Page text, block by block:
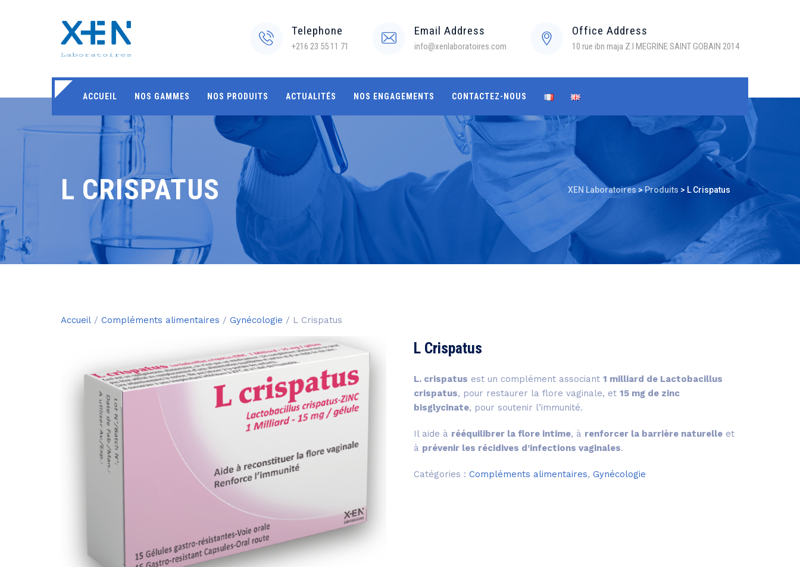
Telephone
+216 23 55 11 71
Email Address
info@xenlaboratoires.com
Office Address
10 rue ibn maja Z.I MEGRINE SAINT GOBAIN 2014
ACCUEIL NOS GAMMES NOS PRODUITS ACTUALITÉS NOS ENGAGEMENTS CONTACTEZ-NOUS
L CRISPATUS XEN Laboratoires >Produits > L Crispatus
Accueil / Compléments alimentaires / Gynécologie / L Crispatus
L Crispatus
L. crispatus est un complément associant 1 milliard de Lactobacillus
crispatus, pour restaurer la flore vaginale, et 15 mg de zinc
bisglycinate, pour soutenir l’immunité.
Il aide à rééquilibrer la flore intime, à renforcer la barrière naturelleet
à prévenir les récidives d’infections vaginales.
Catégories : Compléments alimentaires, Gynécologie